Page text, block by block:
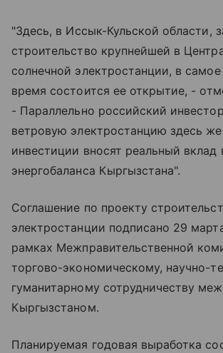
"Здесь, в Иссык-Кульской области,
строительство крупнейшей в
солнечной электростанции, в
время состоится ее открытие, -
- Параллельно российский
ветровую электростанцию здесь
инвестиции вносят реальный вклад
энергобаланса Кыргызстана".
Соглашение по проекту
электростанции подписано 29
рамках Межправительственной
торгово-экономическому, научно-
гуманитарному сотрудничеству
Кыргызстаном.
Планируемая годовая выработка